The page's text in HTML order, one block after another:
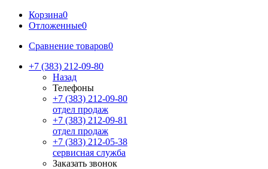
Корзина0
Отложенные0
Сравнение товаров0
+7 (383) 212-09-80
Назад
Телефоны
+7 (383) 212-09-80
отдел продаж
+7 (383) 212-09-81
отдел продаж
+7 (383) 212-05-38
сервисная служба
Заказать звонок